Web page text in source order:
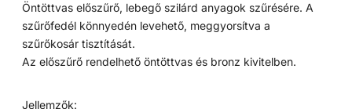
Öntöttvas előszűrő, lebegő szilárd anyagok szűrésére. A
szűrőfedél könnyedén levehető, meggyorsítva a
szűrőkosár tisztítását.
Az előszűrő rendelhető öntöttvas és bronz kivitelben.
Jellemzők: